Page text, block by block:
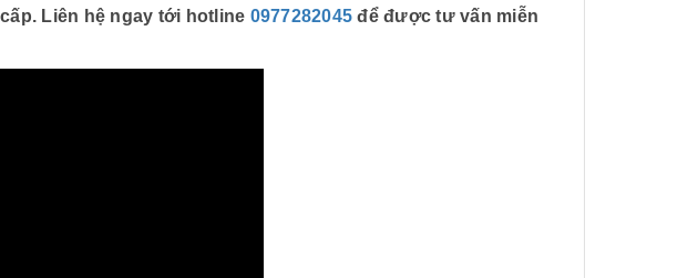
Liên hệ ngay tới hotline 0977282045 để được tư vấn miễn